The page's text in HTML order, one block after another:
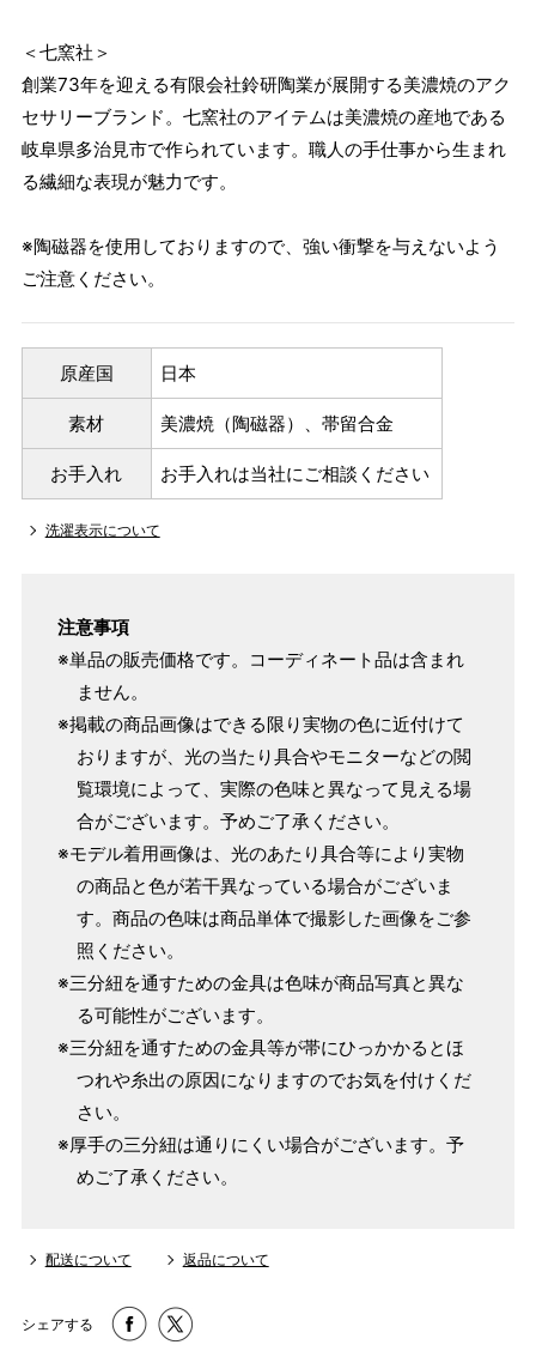
＜七窯社＞
創業73年を迎える有限会社鈴研陶業が展開する美濃焼のアク
セサリーブランド。七窯社のアイテムは美濃焼の産地である
岐阜県多治見市で作られています。職人の手仕事から生まれ
る繊細な表現が魅力です。
※陶磁器を使用しておりますので、強い衝撃を与えないよう
ご注意ください。
原産国 日本
素材 美濃焼（陶磁器）、帯留合金
お手入れ お手入れは当社にご相談ください
洗濯表示について
注意事項
※単品の販売価格です。コーディネート品は含まれ
ません。
※掲載の商品画像はできる限り実物の色に近付けて
おりますが、光の当たり具合やモニターなどの閲
覧環境によって、実際の色味と異なって見える場
合がございます。予めご了承ください。
※モデル着用画像は、光のあたり具合等により実物
の商品と色が若干異なっている場合がございま
す。商品の色味は商品単体で撮影した画像をご参
照ください。
※三分紐を通すための金具は色味が商品写真と異な
る可能性がございます。
※三分紐を通すための金具等が帯にひっかかるとほ
つれや糸出の原因になりますのでお気を付けくだ
さい。
※厚手の三分紐は通りにくい場合がございます。予
めご了承ください。
配送について 返品について
シェアする